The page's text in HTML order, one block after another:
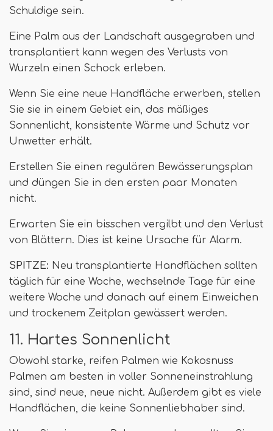
Schuldige sein.
Eine Palm aus der Landschaft ausgegraben und
transplantiert kann wegen des Verlusts von
Wurzeln einen Schock erleben.
Wenn Sie eine neue Handfläche erwerben, stellen
Sie sie in einem Gebiet ein, das mäßiges
Sonnenlicht, konsistente Wärme und Schutz vor
Unwetter erhält.
Erstellen Sie einen regulären Bewässerungsplan
und düngen Sie in den ersten paar Monaten
nicht.
Erwarten Sie ein bisschen vergilbt und den Verlust
von Blättern. Dies ist keine Ursache für Alarm.
SPITZE: Neu transplantierte Handflächen sollten
täglich für eine Woche, wechselnde Tage für eine
weitere Woche und danach auf einem Einweichen
und trockenem Zeitplan gewässert werden.
11. Hartes Sonnenlicht
Obwohl starke, reifen Palmen wie Kokosnuss
Palmen am besten in voller Sonneneinstrahlung
sind, sind neue, neue nicht. Außerdem gibt es viele
Handflächen, die keine Sonnenliebhaber sind.